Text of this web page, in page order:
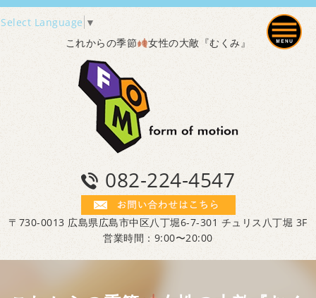
Select Language ▼
これからの季節 女性の大敵『むくみ』
082-224-4547
〒730-0013 広島県広島市中区八丁堀6-7-301 チュリス八丁堀 3F
営業時間：9:00〜20:00